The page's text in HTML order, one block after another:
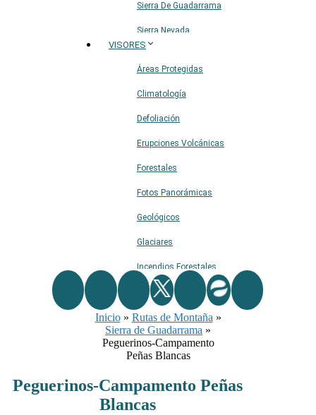
Sierra De Guadarrama
Sierra Nevada
VISORES
Áreas Protegidas
Climatología
Defoliación
Erupciones Volcánicas
Forestales
Fotos Panorámicas
Geológicos
Glaciares
Incendios Forestales
Naturaleza
Ríos
Rutas De Montaña
Topográficos
Inicio» Rutas de Montaña »
Sierra de Guadarrama »
Peguerinos-Campamento
Peñas Blancas
Peguerinos-Campamento Peñas
Blancas